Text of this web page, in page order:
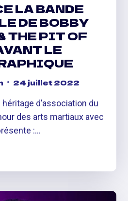
LA BANDE
DE BOBBY
THE PIT OF
LE
24 juillet 2022
d’association du
des arts martiaux avec
:…